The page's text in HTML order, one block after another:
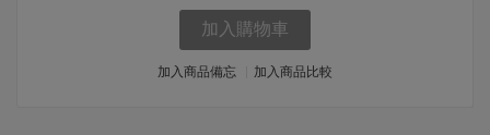
加入購物車
加入商品備忘 加入商品比較